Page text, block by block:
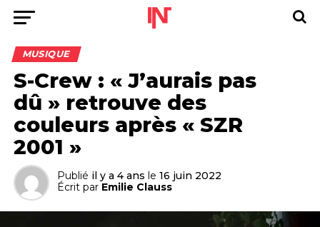
MUSIQUE
S-Crew : « J’aurais pas
dû » retrouve des
couleurs après « SZR
2001 »
Publié il y a 4 ans le 16 juin 2022
Écrit par Emilie Clauss